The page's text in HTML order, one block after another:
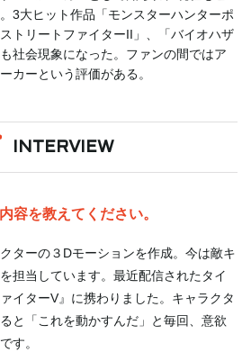
3大ヒット作品「モンスターハンターポ
トリートファイターII」、「バイオハザ
社会現象になった。ファンの間ではア
カーという評価がある。
INTERVIEW
容を教えてください。
ターの３Dモーションを作成。今は敵キ
担当しています。最近配信されたタイ
イターV』に携わりました。キャラクタ
と「これを動かすんだ」と毎回、意欲
す。